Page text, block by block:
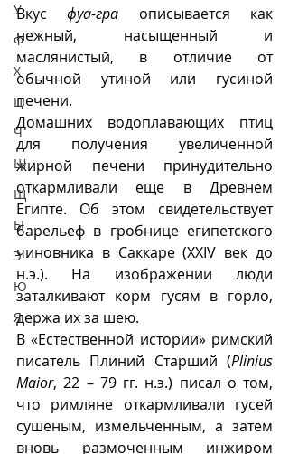
У
Ф
Х
Ц
Ч
Ш
Щ
Ы
Э
Ю
Я
Вкус фуа-гра описывается как
нежный, насыщенный и
маслянистый, в отличие от
обычной утиной или гусиной
печени.
Домашних водоплавающих птиц
для получения увеличенной
жирной печени принудительно
откармливали еще в Древнем
Египте. Об этом свидетельствует
барельеф в гробнице египетского
чиновника в Саккаре (XXIV век до
н.э.). На изображении люди
заталкивают корм гусям в горло,
держа их за шею.
В «Естественной истории» римский
писатель Плиний Старший (Plinius
Maior, 22 – 79 гг. н.э.) писал о том,
что римляне откармливали гусей
сушеным, измельченным, а затем
вновь размоченным инжиром